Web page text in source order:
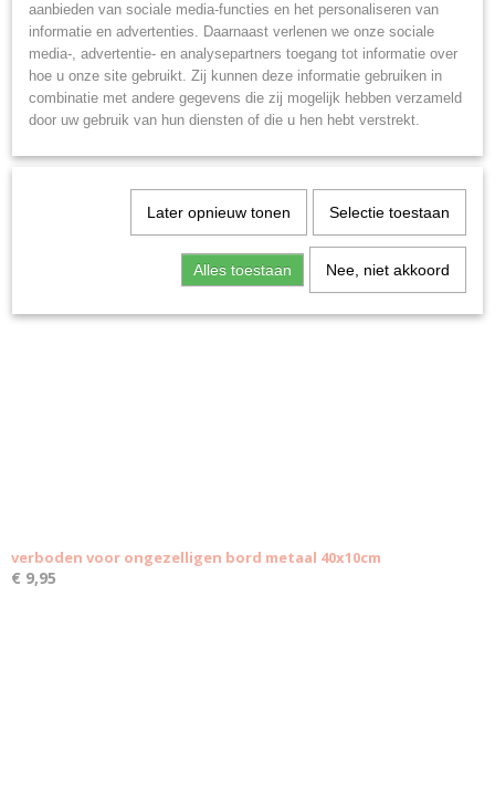
Uitsluitend PSV supporters metalen bord 40x10
verboden voor ongezelligen bord metaal 40x10cm
€ 9,95
aanbieden van sociale media-functies en het personaliseren van
informatie en advertenties. Daarnaast verlenen we onze sociale
media-, advertentie- en analysepartners toegang tot informatie over
hoe u onze site gebruikt. Zij kunnen deze informatie gebruiken in
combinatie met andere gegevens die zij mogelijk hebben verzameld
door uw gebruik van hun diensten of die u hen hebt verstrekt.
Later opnieuw tonen Selectie toestaan
Alles toestaan Nee, niet akkoord